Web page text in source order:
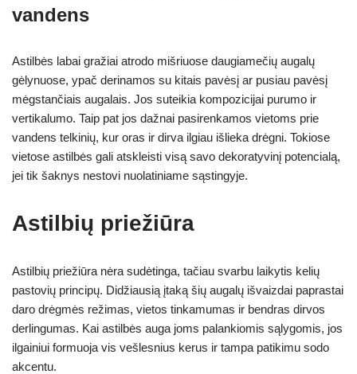
vandens
Astilbės labai gražiai atrodo mišriuose daugiamečių augalų
gėlynuose, ypač derinamos su kitais pavėsį ar pusiau pavėsį
mėgstančiais augalais. Jos suteikia kompozicijai purumo ir
vertikalumo. Taip pat jos dažnai pasirenkamos vietoms prie
vandens telkinių, kur oras ir dirva ilgiau išlieka drėgni. Tokiose
vietose astilbės gali atskleisti visą savo dekoratyvinį potencialą,
jei tik šaknys nestovi nuolatiniame sąstingyje.
Astilbių priežiūra
Astilbių priežiūra nėra sudėtinga, tačiau svarbu laikytis kelių
pastovių principų. Didžiausią įtaką šių augalų išvaizdai paprastai
daro drėgmės režimas, vietos tinkamumas ir bendras dirvos
derlingumas. Kai astilbės auga joms palankiomis sąlygomis, jos
ilgainiui formuoja vis vešlesnius kerus ir tampa patikimu sodo
akcentu.